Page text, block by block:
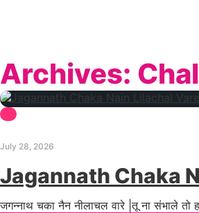
Archives:
July 28, 2026
Jagannath Chaka
जगन्नाथ चका नैन नीलाचल वारे |तू ना संभाले